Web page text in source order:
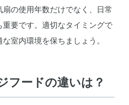
の使用年数だけでなく、日常
要です。適切なタイミングで
室内環境を保ちましょう。
フードの違いは？